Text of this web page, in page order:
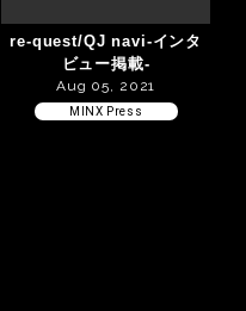
re-quest/QJ navi-インタ
ビュー掲載-
Aug 05, 2021
MINX Press